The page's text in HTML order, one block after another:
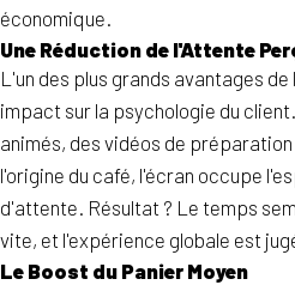
économique.
Une Réduction de l'Attente
L'un des plus grands avantages
impact sur la psychologie du
animés, des vidéos de
l'origine du café, l'écran occupe
d'attente. Résultat ? Le temps
vite, et l'expérience globale est
Le Boost du Panier Moyen